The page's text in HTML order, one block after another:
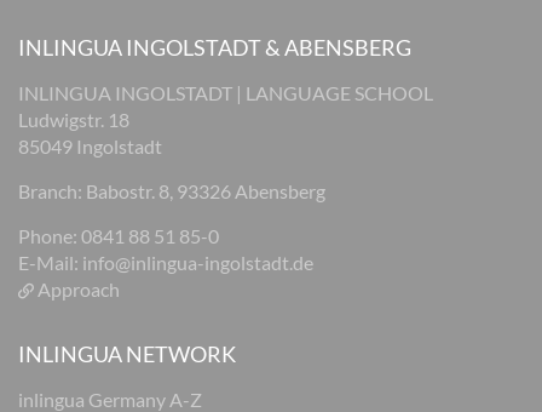
INLINGUA INGOLSTADT & ABENSBERG
INLINGUA INGOLSTADT | LANGUAGE SCHOOL
Ludwigstr. 18
85049 Ingolstadt
Branch: Babostr. 8, 93326 Abensberg
Phone: 0841 88 51 85-0
E-Mail: info@inlingua-ingolstadt.de
Approach
INLINGUA NETWORK
inlingua Germany A-Z